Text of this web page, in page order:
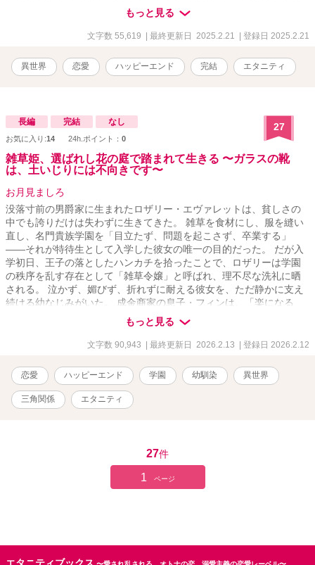
幣流通の改善に乗り出す七海。そんな彼女の前に現れたのは、冷徹
と名高い第一王子・レオナール。 「君の知識、俺のものにならない
か？」 王族と平民、呪われた少女と高貴な王子――交わるはずのな
り越え、愛と国を救うことはできるのか！？
もっと見る
文字数 55,619 | 最終更新日 2025.2.21 | 登録日 2025.2.21
異世界 恋愛 ハッピーエンド 完結 エタニティ
長編 完結 なし
お気に入り:14 24h.ポイント： 0
27
雑草姫、選ばれし花の庭で踏まれて生きる 〜ガラスの靴
は、土いじりには不向きです〜
お月見ましろ
没落寸前の男爵家に生まれたロザリー・エヴァレットは、貧しさの
中でも誇りだけは失わずに生きてきた。 雑草を食材にし、服を縫い
直し、名門貴族学園を「目立たず、問題を起こさず、卒業する」
――それが特待生として入学した彼女の唯一の目的だった。 だが入
学初日、王子の落としたハンカチを拾ったことで、ロザリーは学園
の秩序を乱す存在として「雑草令嬢」と呼ばれ、理不尽な洗礼に晒
される。 泣かず、媚びず、折れずに耐える彼女を、ただ静かに支え
続ける幼なじみがいた。 成金商家の息子・フィンは、「楽になる
道」を決して差し出さず、それでも決して手を離さない。 さらに彼
女の前に現れるのは、飄々とし、軽薄な仮面を被るノア。そして、
王子として雑草を踏みつけることで秩序を守ろうとする、レオンハ
値観と世界を静かに揺るがしていく。 これは、ガラスの靴を履かな
いシンデレラ―― 雑草令嬢が、自分の足で未来を選ぶ物語。
もっと見る
文字数 90,943 | 最終更新日 2026.2.13 | 登録日 2026.2.12
恋愛 ハッピーエンド 学園 幼馴染 異世界
三角関係 エタニティ
27件
1 ページ
エタニティブックス